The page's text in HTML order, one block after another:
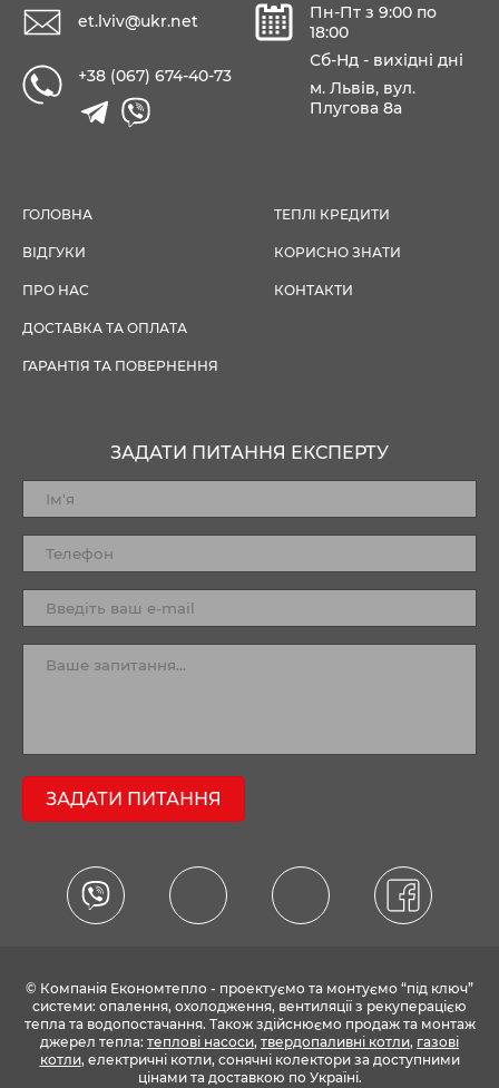
et.lviv@ukr.net
+38 (067) 674-40-73
Пн-Пт з 9:00 по
18:00
Сб-Нд - вихідні дні
м. Львів, вул.
Плугова 8а
ГОЛОВНА
ВІДГУКИ
ПРО НАС
ДОСТАВКА ТА ОПЛАТА
ГАРАНТІЯ ТА ПОВЕРНЕННЯ
ТЕПЛІ КРЕДИТИ
КОРИСНО ЗНАТИ
КОНТАКТИ
ЗАДАТИ ПИТАННЯ ЕКСПЕРТУ
ЗАДАТИ ПИТАННЯ
© Компанія Економтепло - проектуємо та монтуємо “під ключ”
системи: опалення, охолодження, вентиляції з рекуперацією
тепла та водопостачання. Також здійснюємо продаж та монтаж
джерел тепла: теплові насоси, твердопаливні котли, газові
котли, електричні котли, сонячні колектори за доступними
цінами та доставкою по Україні.